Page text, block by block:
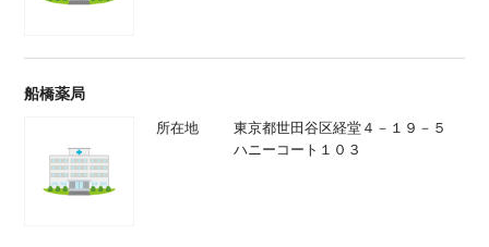
船橋薬局
所在地
東京都世田谷区経堂４－１９－５
ハニーコート１０３